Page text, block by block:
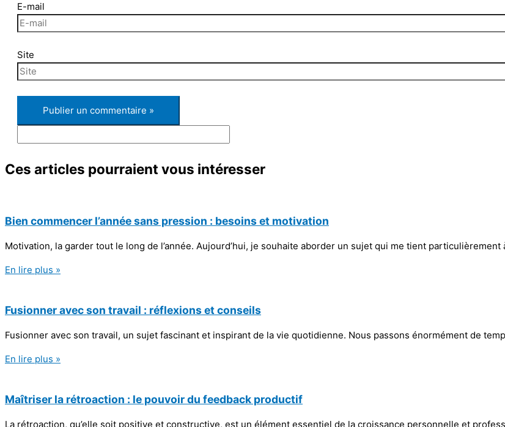
E-mail
Site
Ces articles pourraient vous intéresser
Bien commencer l’année sans pression : besoins et motivation
Motivation, la garder tout le long de l’année. Aujourd’hui, je souhaite aborder un sujet qui me tient
En lire plus »
Fusionner avec son travail : réflexions et conseils
Fusionner avec son travail, un sujet fascinant et inspirant de la vie quotidienne. Nous passons énormément de
En lire plus »
Maîtriser la rétroaction : le pouvoir du feedback productif
La rétroaction, qu’elle soit positive et constructive, est un élément essentiel de la croissance personnelle et